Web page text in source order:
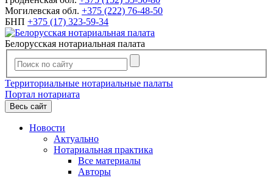
Могилевская обл. +375 (222) 76-48-50
БНП +375 (17) 323-59-34
Белорусская нотариальная палата
Территориальные нотариальные палаты
Портал нотариата
Весь сайт
Новости
Актуально
Нотариальная практика
Все материалы
Авторы